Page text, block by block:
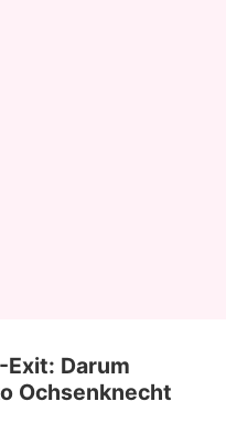
Exit: Darum
Ochsenknecht